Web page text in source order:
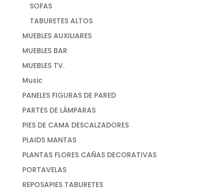
SOFAS
TABURETES ALTOS
MUEBLES AUXILIARES
MUEBLES BAR
MUEBLES TV.
Music
PANELES FIGURAS DE PARED
PARTES DE LÁMPARAS
PIES DE CAMA DESCALZADORES
PLAIDS MANTAS
PLANTAS FLORES CAÑAS DECORATIVAS
PORTAVELAS
REPOSAPIES TABURETES